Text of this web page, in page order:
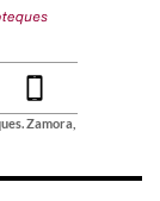
Zamora,